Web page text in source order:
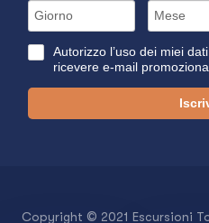
Autorizzo l’uso dei miei
ricevere e-mail
Copyright © 2021 Escursioni